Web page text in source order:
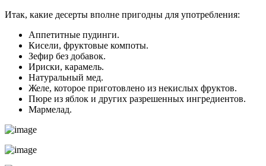
Итак, какие десерты вполне пригодны для употребления:
Аппетитные пудинги.
Кисели, фруктовые компоты.
Зефир без добавок.
Ириски, карамель.
Натуральный мед.
Желе, которое приготовлено из некислых фруктов.
Пюре из яблок и других разрешенных ингредиентов.
Мармелад.